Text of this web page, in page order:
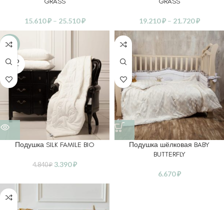
15.610₽ – 25.510₽ 19.210₽ – 21.720₽
-30%
SOLD
OUT
Подушка SILK FAMILE BIO
4.840₽ 3.390₽
Подушка шёлковая BABY
BUTTERFLY
6.670₽